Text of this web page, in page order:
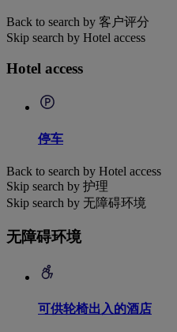
Back to search by 客户评分
Skip search by Hotel access
Hotel access
停车
Back to search by Hotel access
Skip search by 护理
Skip search by 无障碍环境
无障碍环境
可供轮椅出入的酒店